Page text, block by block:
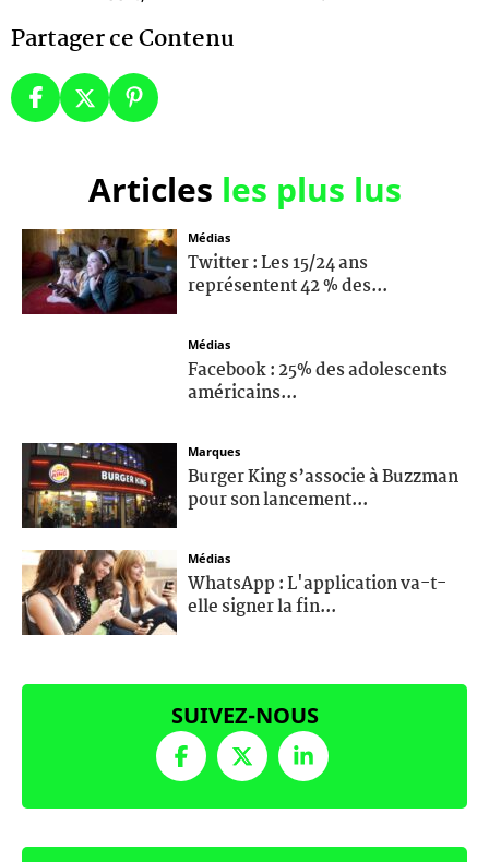
Partager ce Contenu
Articles les plus lus
Médias
Twitter : Les 15/24 ans
représentent 42 % des...
Médias
Facebook : 25% des adolescents
américains...
Marques
Burger King s’associe à Buzzman
pour son lancement...
Médias
WhatsApp : L'application va-t-
elle signer la fin...
SUIVEZ-NOUS